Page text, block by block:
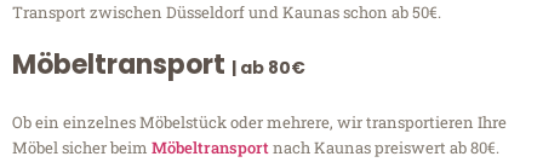
Transport zwischen Düsseldorf und Kaunas schon ab 50€.
Möbeltransport | ab 80€
Ob ein einzelnes Möbelstück oder mehrere, wir transportieren Ihre
Möbel sicher beim Möbeltransportnach Kaunas preiswert ab 80€.